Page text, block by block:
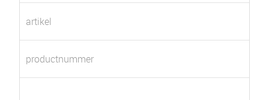
artikel
productnummer